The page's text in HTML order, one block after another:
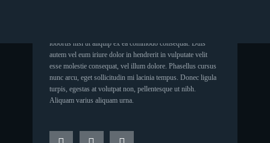
lobortis nisl ut aliquip ex ea commodo consequat. Duis
autem vel eum iriure dolor in hendrerit in vulputate velit
esse molestie consequat, vel illum dolore. Phasellus cursus
nunc arcu, eget sollicitudin mi lacinia tempus. Donec ligula
turpis, egestas at volutpat non, pellentesque ut nibh.
Aliquam varius aliquam urna.